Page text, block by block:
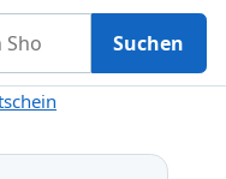
Magazin
suchen
Suchen